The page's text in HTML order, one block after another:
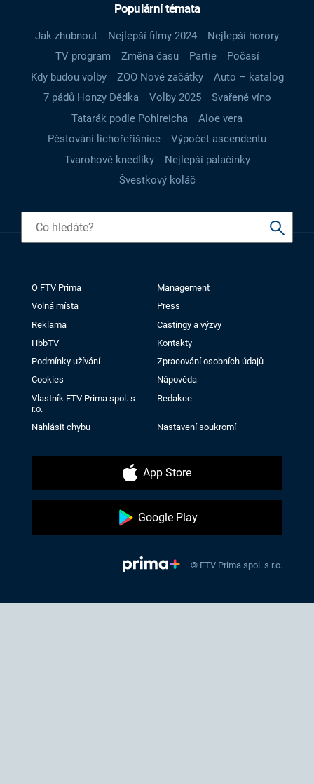
Populární témata
Jak zhubnout Nejlepší filmy 2024
Nejlepší horory
TV program
Změna času Partie
Počasí
Kdy budou volby
ZOO Nové začátky
Auto – katalog
7 pádů Honzy Dědka
Volby 2025
Svařené víno
Tatarák podle Pohlreicha
Aloe vera
Pěstování lichořeřišnice
Výpočet ascendentu
Tvarohové knedlíky
Nejlepší palačinky
Švestkový koláč
O FTV Prima
Management
Volná místa
Press
Reklama
Castingy a výzvy
HbbTV
Kontakty
Podmínky užívání
Zpracování osobních údajů
Cookies
Nápověda
Vlastník FTV Prima spol. s
r.o.
Redakce
Nahlásit chybu Nastavení soukromí
App Store
Google Play
© FTV Prima spol. s r.o.